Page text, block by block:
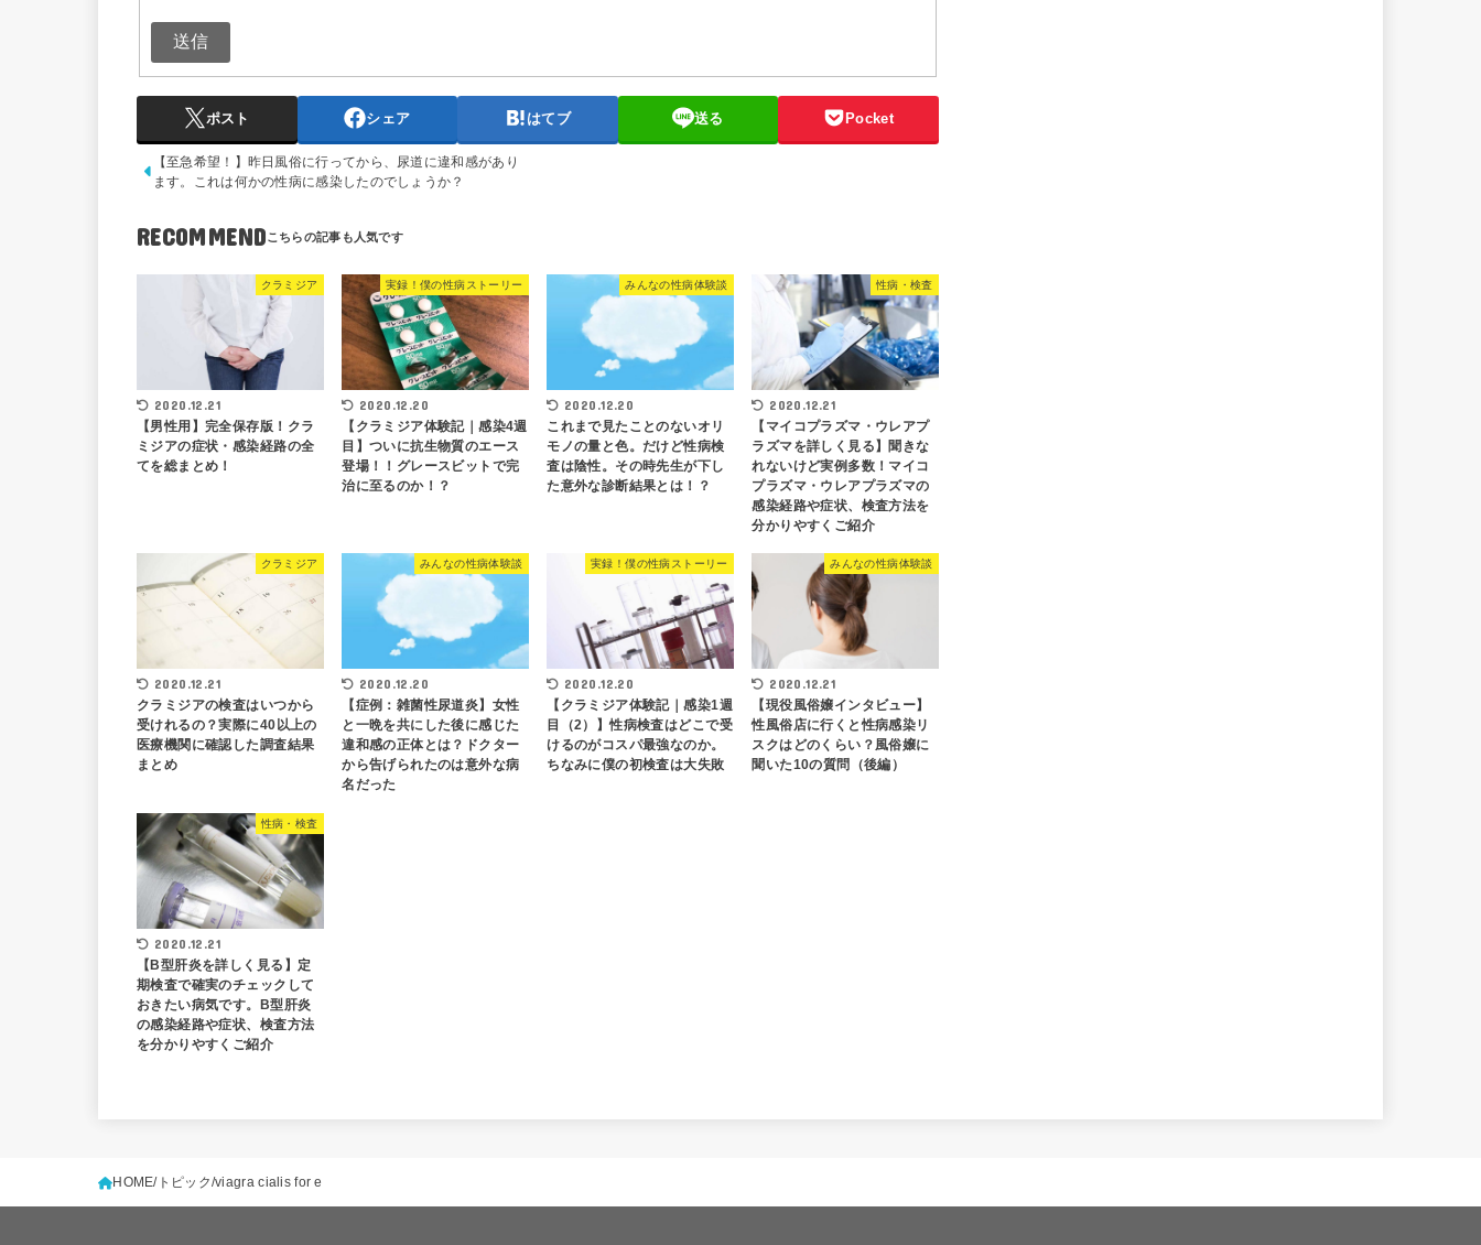
送信
ポスト シェア はてブ 送る Pocket
【至急希望！】昨日風俗に行ってから、尿道に違和感があり
ます。これは何かの性病に感染したのでしょうか？
RECOMMEND
クラミジア
2020.12.21
【男性用】完全保存版！クラ
ミジアの症状・感染経路の全
てを総まとめ！
実録！僕の性病ストーリー
2020.12.20
【クラミジア体験記｜感染4週
目】ついに抗生物質のエース
登場！！グレースビットで完
治に至るのか！？
みんなの性病体験談
2020.12.20
これまで見たことのないオリ
モノの量と色。だけど性病検
査は陰性。その時先生が下し
た意外な診断結果とは！？
性病・検査
2020.12.21
【マイコプラズマ・ウレアプ
ラズマを詳しく見る】聞きな
れないけど実例多数！マイコ
プラズマ・ウレアプラズマの
感染経路や症状、検査方法を
分かりやすくご紹介
クラミジア
2020.12.21
クラミジアの検査はいつから
受けれるの？実際に40以上の
医療機関に確認した調査結果
まとめ
みんなの性病体験談
2020.12.20
【症例：雑菌性尿道炎】女性
と一晩を共にした後に感じた
違和感の正体とは？ドクター
から告げられたのは意外な病
名だった
実録！僕の性病ストーリー
2020.12.20
【クラミジア体験記｜感染1週
目（2）】性病検査はどこで受
けるのがコスパ最強なのか。
ちなみに僕の初検査は大失敗
みんなの性病体験談
2020.12.21
【現役風俗嬢インタビュー】
性風俗店に行くと性病感染リ
スクはどのくらい？風俗嬢に
聞いた10の質問（後編）
性病・検査
2020.12.21
【B型肝炎を詳しく見る】定
期検査で確実のチェックして
おきたい病気です。B型肝炎
の感染経路や症状、検査方法
を分かりやすくご紹介
HOME トピック viagra cialis for e